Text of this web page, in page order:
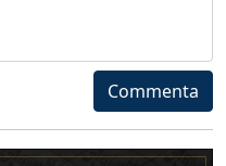
Commenta